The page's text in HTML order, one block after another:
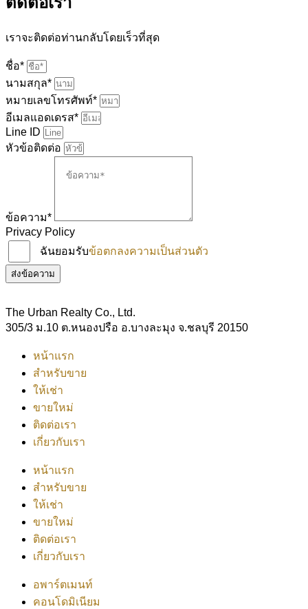
เราจะติดต่อท่านกลับโดยเร็วที่สุด
ชื่อ*
นามสกุล*
หมายเลขโทรศัพท์*
อีเมลแอดเดรส*
Line ID
หัวข้อติดต่อ
ข้อความ*
Privacy Policy
ฉันยอมรับข้อตกลงความเป็นส่วนตัว
ส่งข้อความ
The Urban Realty Co., Ltd.
305/3 ม.10 ต.หนองปรือ อ.บางละมุง จ.ชลบุรี 20150
หน้าแรก
สำหรับขาย
ให้เช่า
ขายใหม่
ติดต่อเรา
เกี่ยวกับเรา
หน้าแรก
สำหรับขาย
ให้เช่า
ขายใหม่
ติดต่อเรา
เกี่ยวกับเรา
อพาร์ตเมนท์
คอนโดมิเนียม